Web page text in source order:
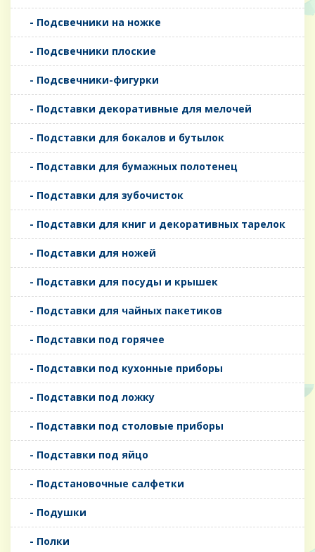
- Подсвечники на ножке
- Подсвечники плоские
- Подсвечники-фигурки
- Подставки декоративные для мелочей
- Подставки для бокалов и бутылок
- Подставки для бумажных полотенец
- Подставки для зубочисток
- Подставки для книг и декоративных тарелок
- Подставки для ножей
- Подставки для посуды и крышек
- Подставки для чайных пакетиков
- Подставки под горячее
- Подставки под кухонные приборы
- Подставки под ложку
- Подставки под столовые приборы
- Подставки под яйцо
- Подстановочные салфетки
- Подушки
- Полки